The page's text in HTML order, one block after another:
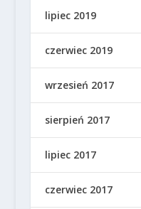
lipiec 2019
czerwiec 2019
wrzesień 2017
sierpień 2017
lipiec 2017
czerwiec 2017